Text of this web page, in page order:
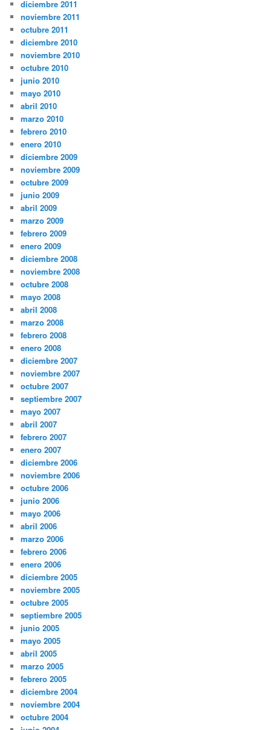
diciembre 2011
noviembre 2011
octubre 2011
diciembre 2010
noviembre 2010
octubre 2010
junio 2010
mayo 2010
abril 2010
marzo 2010
febrero 2010
enero 2010
diciembre 2009
noviembre 2009
octubre 2009
junio 2009
abril 2009
marzo 2009
febrero 2009
enero 2009
diciembre 2008
noviembre 2008
octubre 2008
mayo 2008
abril 2008
marzo 2008
febrero 2008
enero 2008
diciembre 2007
noviembre 2007
octubre 2007
septiembre 2007
mayo 2007
abril 2007
febrero 2007
enero 2007
diciembre 2006
noviembre 2006
octubre 2006
junio 2006
mayo 2006
abril 2006
marzo 2006
febrero 2006
enero 2006
diciembre 2005
noviembre 2005
octubre 2005
septiembre 2005
junio 2005
mayo 2005
abril 2005
marzo 2005
febrero 2005
diciembre 2004
noviembre 2004
octubre 2004